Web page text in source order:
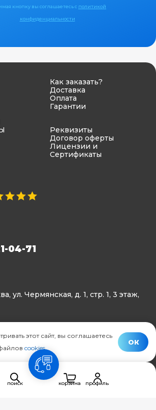
кнопку вы соглашаетесь с политикой
конфиденциальности
Как заказать?
Доставка
Оплата
Гарантии
Реквизиты
Договор оферты
Лицензии и
Сертификаты
04-71
ул. Чермянская, д. 1, стр. 1, 3 этаж,
Cookies
и установка климатической техники,
поиск
связь
корзина
профиль
этот сайт, вы соглашаетесь
cookies.
ОК